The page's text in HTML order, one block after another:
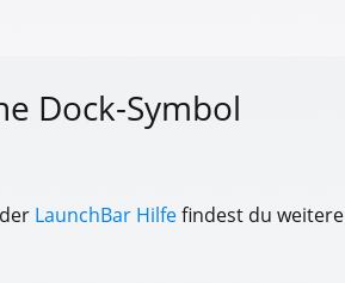
Dock-Symbol
LaunchBar Hilfefindest du weitere